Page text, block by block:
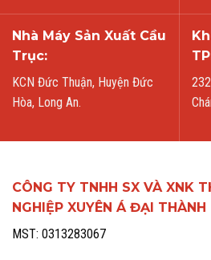
Nhà Máy Sản Xuất Cầu
Trục:
KCN Đức Thuận, Huyện Đức
Hòa, Long An.
CÔNG TY TNHH SX VÀ XNK
NGHIỆP XUYÊN Á ĐẠI THÀNH
MST: 0313283067